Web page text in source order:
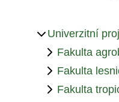
Univerzitní
Fakulta
Fakulta
Fakulta